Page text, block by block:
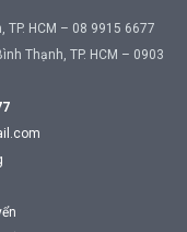
HCM – 08 9915 6677
Thạnh, TP. HCM – 0903